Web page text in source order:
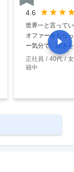
4.6
世界一と言って
オファーをもら
ー気分で…続き
正社員
40代
籍中